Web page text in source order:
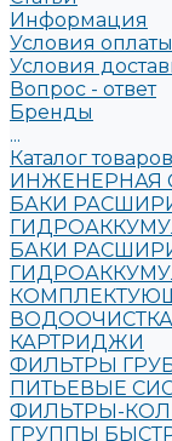
Информация
Условия оплаты
Условия
Вопрос - ответ
Бренды
...
Каталог товаров
ИНЖЕНЕРНАЯ
БАКИ
БАКИ
ВОДООЧИСТКА
КАРТРИДЖИ
ФИЛЬТРЫ
ПИТЬЕВЫЕ
ФИЛЬТРЫ-
ГРУППЫ